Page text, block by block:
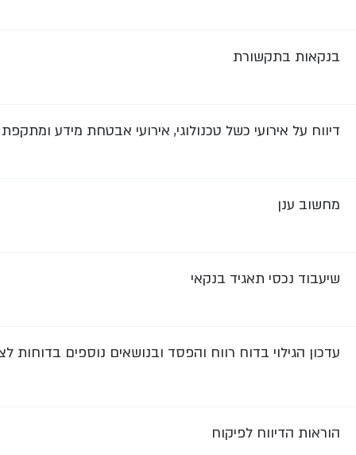
בנקאות בתקשורת
דיווח על אירועי כשל טכנולוגי, אירועי אבטחת מידע
מחשוב ענן
שיעבוד נכסי תאגיד בנקאי
עדכון הגילוי בדוח רווח והפסד ובנושאים נוספים בדוחות
הוראות הדיווח לפיקוח